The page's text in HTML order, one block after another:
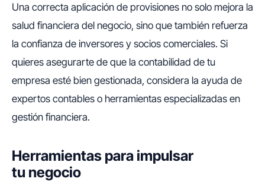
Una correcta aplicación de provisiones no solo mejora la
salud financiera del negocio, sino que también refuerza
la confianza de inversores y socios comerciales. Si
quieres asegurarte de que la contabilidad de tu
empresa esté bien gestionada, considera la ayuda de
expertos contables o herramientas especializadas en
gestión financiera.
Herramientas para impulsar
tu negocio